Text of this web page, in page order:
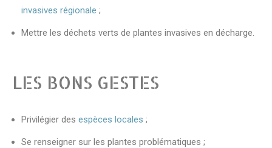
invasives régionale ;
Mettre les déchets verts de plantes invasives en décharge.
LES BONS GESTES
Privilégier des espèces locales ;
Se renseigner sur les plantes problématiques ;